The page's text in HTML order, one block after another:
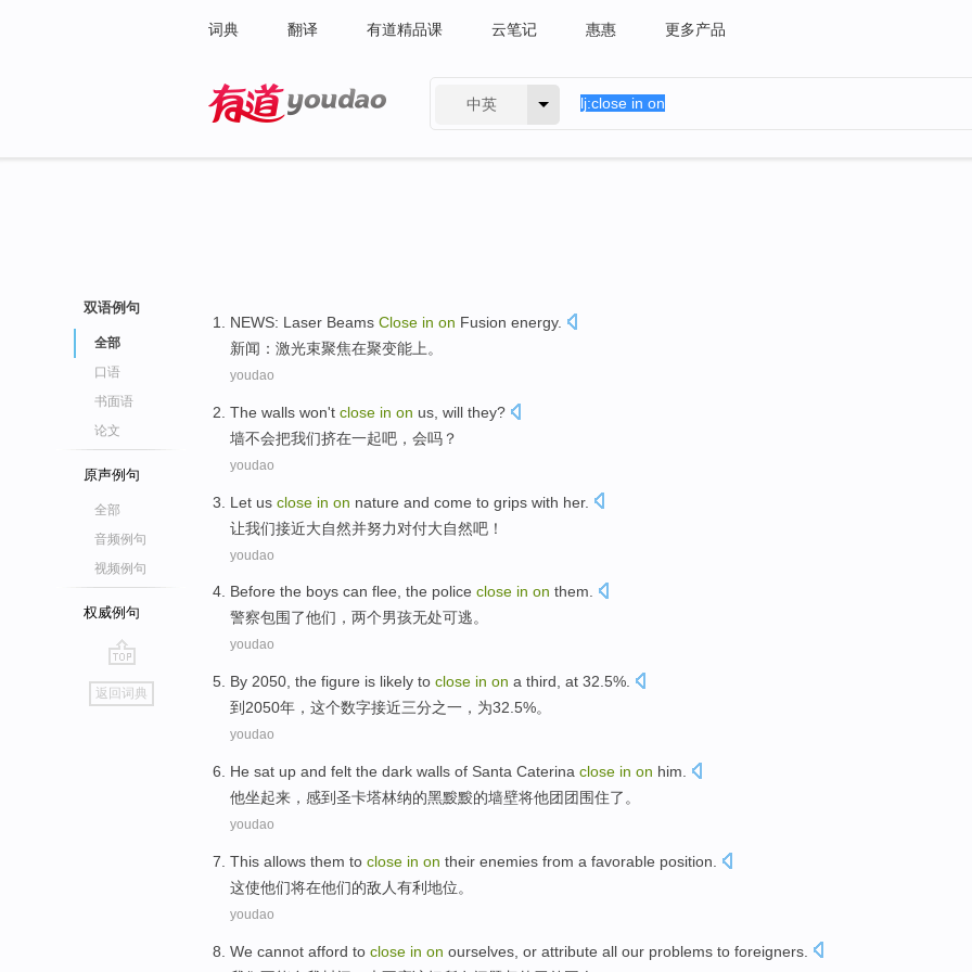
词典 翻译 有道精品课 云笔记 惠惠 更多产品
中英
双语例句
全部
口语
书面语
论文
原声例句
全部
音频例句
视频例句
权威例句
go
top
返回词典
NEWS: Laser Beams Close in on Fusion energy.
新闻 ： 激光束聚焦在聚变能 上 。
youdao
The walls won't close in on us will they?
墙不会把我们挤在一起吧， 会吗？
youdao
Let us close in on nature and come to grips with her.
让我们接近大自然并努力对付大自然吧！
youdao
Before the boys can flee, the police close in on them.
警察包围了他们， 两个男孩无处可逃。
youdao
By 2050, the figure is likely to close in on a third , at 32.5%.
到 2050年， 这个数字接近三分之一 ，为32.5%。
youdao
He sat up and felt the dark walls of Santa Caterina close in on him
他坐起来 ， 感到圣卡塔林纳的黑黢黢的墙壁将他团团围住了。
youdao
This allows them to close in on their enemies from a favorable position
这使他们将在他们的敌人有利 地位。
youdao
We cannot afford to close in on ourselves or attribute all our problems to foreigners